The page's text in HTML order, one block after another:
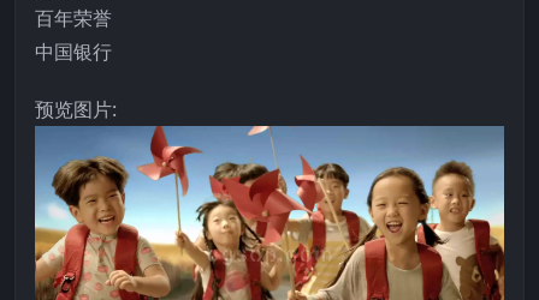
百年荣誉
中国银行
预览图片: